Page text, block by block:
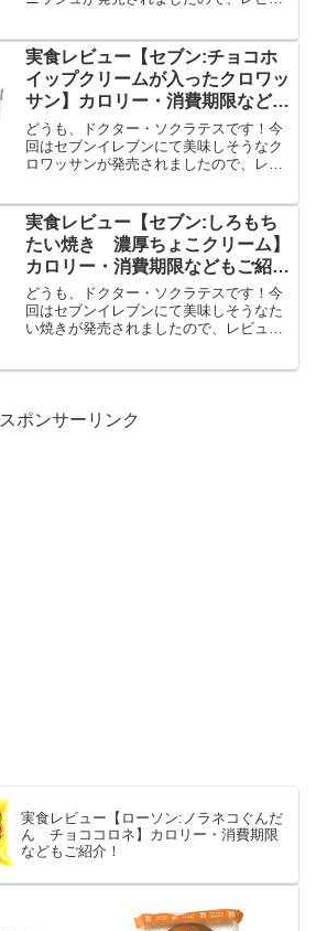
つまいものペーストとさつまいも入りホ
イップクリームで仕上げた...
実食レビュー【セブン:チョコホ
イップクリームが入ったクロワッ
サン】カロリー・消費期限なども
ご紹介！
どうも、ドクター・ソクラテスです！今
回はセブンイレブンにて美味しそうなク
ロワッサンが発売されましたので、レビ
い濃厚なチョコホイップクリームを注入
した、冷やして食べるクロ...
実食レビュー【セブン:しろもち
たい焼き 濃厚ちょこクリーム】
カロリー・消費期限などもご紹
介！
どうも、ドクター・ソクラテスです！今
回はセブンイレブンにて美味しそうなた
い焼きが発売されましたので、レビュー
スポンサーリンク
実食レビュー【ローソン:ノラネコぐんだ
ん チョココロネ】カロリー・消費期限
などもご紹介！